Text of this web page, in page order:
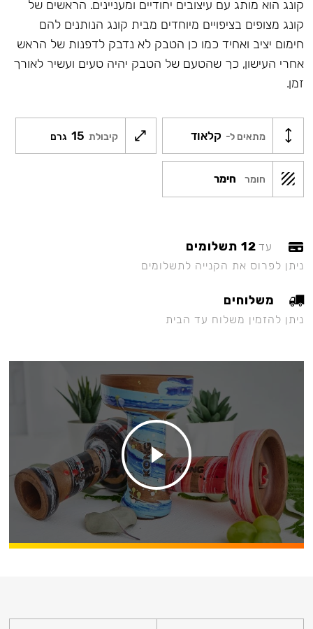
קונג הוא מותג עם עיצובים יחודיים ומעניינים. הראשים של
קונג מצופים בציפויים מיוחדים מבית קונג הנותנים להם
חימום יציב ואחיד כמו כן הטבק לא נדבק לדפנות של הראש
אחרי העישון, כך שהטעם של הטבק יהיה טעים ועשיר לאורך
זמן.
מתאים ל- קלאוד קיבולת 15 גרם
חומר חימר
עד 12 תשלומים
ניתן לפרוס את הקנייה לתשלומים
משלוחים
ניתן להזמין משלוח עד הבית